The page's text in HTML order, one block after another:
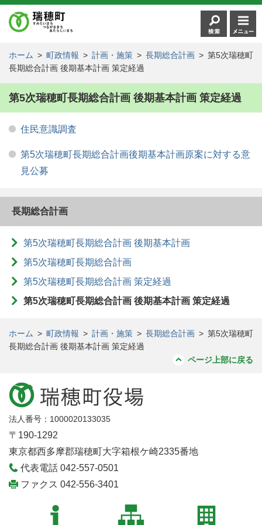
ホーム > 町政情報 > 計画・施策 > 長期総合計画 > 第5次瑞穂町
長期総合計画 後期基本計画 策定経過
第5次瑞穂町長期総合計画 後期基本計画 策定経過
住民意識調査
第5次瑞穂町長期総合計画後期基本計画原案に対する意
見公募
長期総合計画
第5次瑞穂町長期総合計画 後期基本計画
第5次瑞穂町長期総合計画
第5次瑞穂町長期総合計画 策定経過
第5次瑞穂町長期総合計画 後期基本計画 策定経過
ホーム > 町政情報 > 計画・施策 > 長期総合計画 > 第5次瑞穂町
長期総合計画 後期基本計画 策定経過
ページ上部に戻る
法人番号：1000020133035
〒190-1292
東京都西多摩郡瑞穂町大字箱根ケ崎2335番地
代表電話 042-557-0501
ファクス 042-556-3401